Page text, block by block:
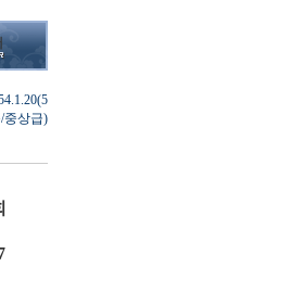
/중상급)